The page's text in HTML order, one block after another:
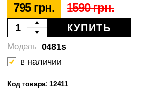
795 грн. 1590 грн.
КУПИТЬ
0481s
Модель
в наличии
Код товара: 12411